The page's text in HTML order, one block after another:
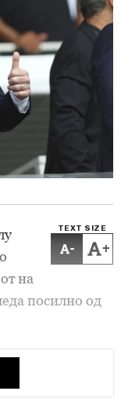
TEXT SIZE
- +
на
посилно од